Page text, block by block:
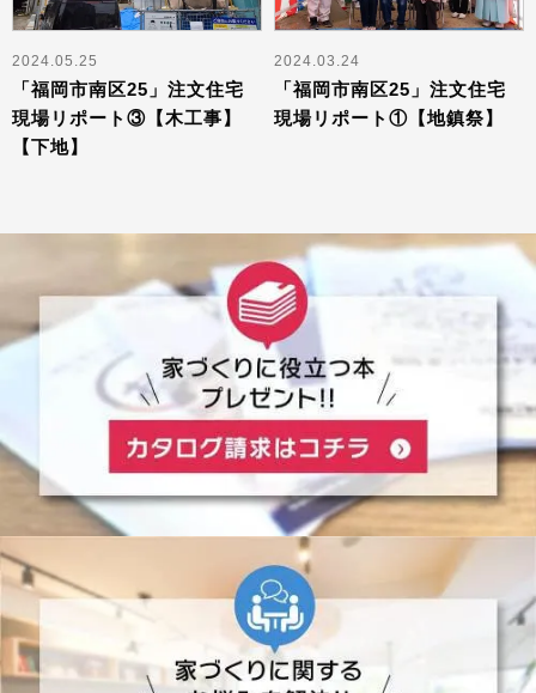
2024.05.25
「福岡市南区25」注文住宅
現場リポート③【木工事】
【下地】
2024.03.24
「福岡市南区25」注文住宅
現場リポート①【地鎮祭】